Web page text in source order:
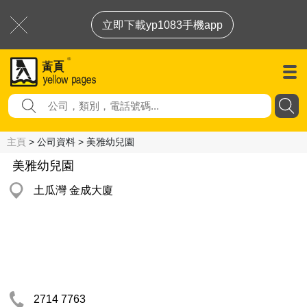
立即下載yp1083手機app
主頁 > 公司資料 > 美雅幼兒園
美雅幼兒園
土瓜灣 金成大廈
2714 7763